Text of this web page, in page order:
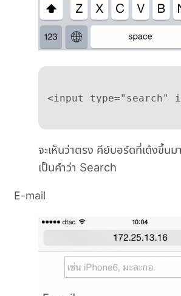
จะเห็นว่าตรง คีย์บอร์ดที่เด้งขึ้นม
เป็นคำว่า Search
E-mail